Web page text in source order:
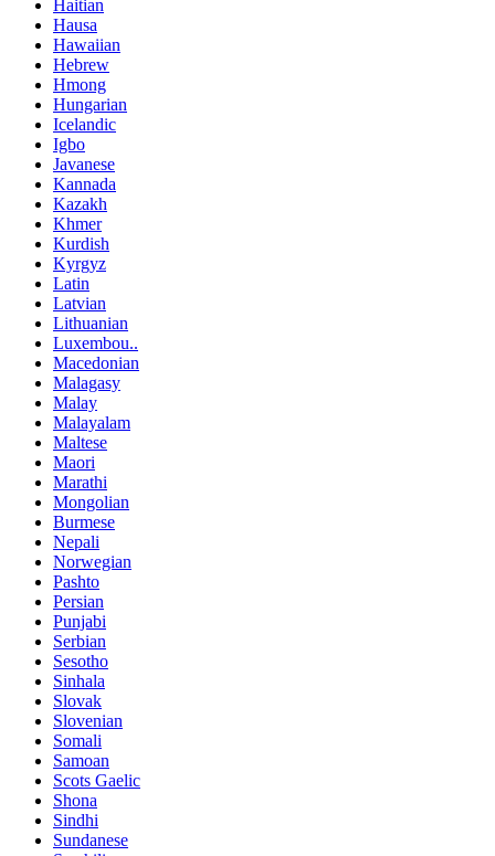
Haitian
Hausa
Hawaiian
Hebrew
Hmong
Hungarian
Icelandic
Igbo
Javanese
Kannada
Kazakh
Khmer
Kurdish
Kyrgyz
Latin
Latvian
Lithuanian
Luxembou..
Macedonian
Malagasy
Malay
Malayalam
Maltese
Maori
Marathi
Mongolian
Burmese
Nepali
Norwegian
Pashto
Persian
Punjabi
Serbian
Sesotho
Sinhala
Slovak
Slovenian
Somali
Samoan
Scots Gaelic
Shona
Sindhi
Sundanese